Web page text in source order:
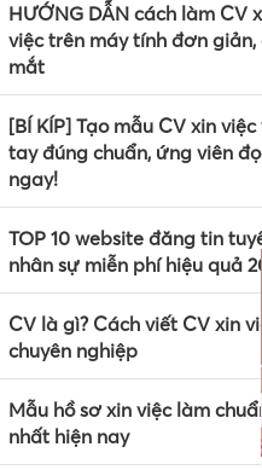
HƯỚNG DẪN cách làm CV
việc trên máy tính đơn giản,
mắt
[BÍ KÍP] Tạo mẫu CV xin
tay đúng chuẩn, ứng viên
ngay!
TOP 10 website đăng tin
nhân sự miễn phí hiệu quả
CV là gì? Cách viết CV xin
chuyên nghiệp
Mẫu hồ sơ xin việc làm chuẩn
nhất hiện nay